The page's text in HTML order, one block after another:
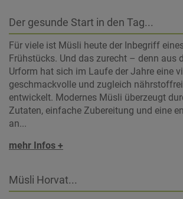
Der gesunde Start in den Tag...
Für viele ist Müsli heute der Inbegriff
Frühstücks. Und das zurecht – denn aus
Urform hat sich im Laufe der Jahre eine
geschmackvolle und zugleich
entwickelt. Modernes Müsli überzeugt
Zutaten, einfache Zubereitung und eine
an...
mehr Infos +
Müsli Horvat...